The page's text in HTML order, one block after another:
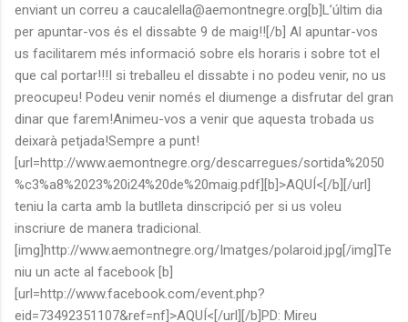
enviant un correu a caucalella@aemontnegre.org[b]L’últim dia
per apuntar-vos és el dissabte 9 de maig!![/b] Al apuntar-vos
us facilitarem més informació sobre els horaris i sobre tot el
que cal portar!!!I si treballeu el dissabte i no podeu venir, no us
preocupeu! Podeu venir només el diumenge a disfrutar del gran
dinar que farem!Animeu-vos a venir que aquesta trobada us
deixarà petjada!Sempre a punt!
[url=http://www.aemontnegre.org/descarregues/sortida%2050
%c3%a8%2023%20i24%20de%20maig.pdf][b]>AQUÍ<[/b][/url]
teniu la carta amb la butlleta dinscripció per si us voleu
inscriure de manera tradicional.
[img]http://www.aemontnegre.org/Imatges/polaroid.jpg[/img]Te
niu un acte al facebook [b]
[url=http://www.facebook.com/event.php?
eid=73492351107&ref=nf]>AQUÍ<[/url][/b]PD: Mireu